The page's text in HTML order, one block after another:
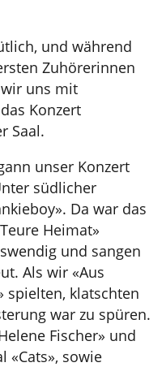
und während
Zuhörerinnen
uns mit
Konzert
Saal.
unser Konzert
südlicher
Da war das
Heimat»
und sangen
Als wir «Aus
spielten, klatschten
war zu spüren.
Fischer» und
«Cats», sowie